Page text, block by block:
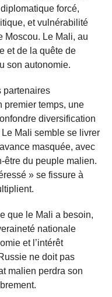
forcé,
et vulnérabilité
Moscou. Le Mali, au
et de la quête de
son autonomie.
partenaires
premier temps, une
diversification
Mali semble se livrer
masquée, avec
être du peuple malien.
» se fissure à
que le Mali a besoin,
nationale
et l’intérêt
ne doit pas
malien perdra son